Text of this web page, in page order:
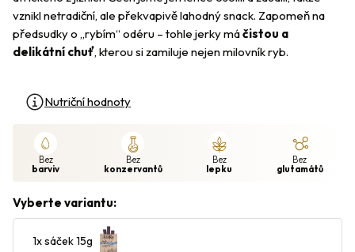
vznikl netradiční, ale překvapivě lahodný snack. Zapomeň na
předsudky o „rybím“ odéru – tohle jerky máčistou a
delikátní chuť, kterou si zamiluje nejen milovník ryb.
Nutriční hodnoty
Bez
barviv
Bez
konzervantů
Bez
lepku
Bez
glutamátů
Vyberte variantu:
1x sáček 15g